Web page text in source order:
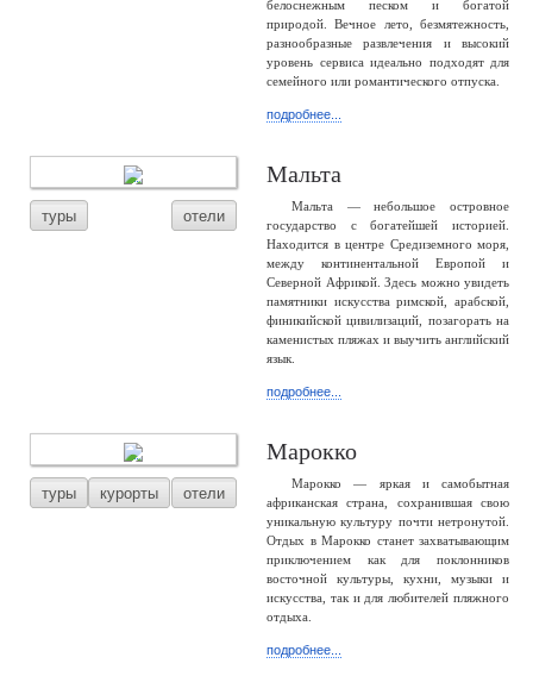
белоснежным песком и богатой
природой. Вечное лето, безмятежность,
разнообразные развлечения и высокий
уровень сервиса идеально подходят для
семейного или романтического отпуска.
подробнее...
туры отели
Мальта
Мальта — небольшое островное
государство с богатейшей историей.
Находится в центре Средиземного моря,
между континентальной Европой и
Северной Африкой. Здесь можно увидеть
памятники искусства римской, арабской,
финикийской цивилизаций, позагорать на
каменистых пляжах и выучить английский
язык.
подробнее...
туры курорты отели
Марокко
Марокко — яркая и самобытная
африканская страна, сохранившая свою
уникальную культуру почти нетронутой.
Отдых в Марокко станет захватывающим
приключением как для поклонников
восточной культуры, кухни, музыки и
искусства, так и для любителей пляжного
отдыха.
подробнее...